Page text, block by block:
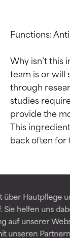
über Hautpflege
helfen uns
auf unserer
unseren Partnern
Functions:
Why isn’t this
team is or will
through
studies
provide the
This
die
die